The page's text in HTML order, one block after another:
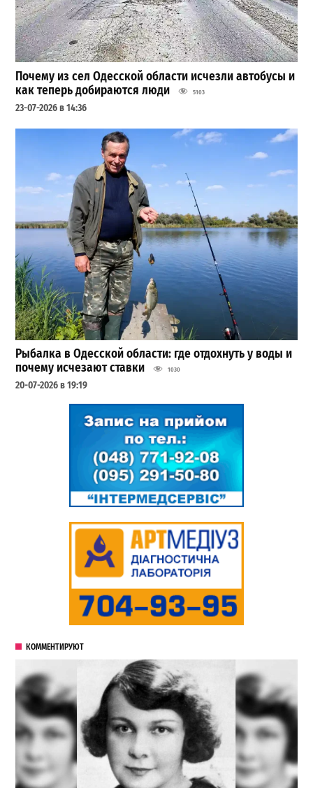
Почему из сел Одесской области исчезли автобусы и
как теперь добираются люди
5103
23-07-2026 в 14:36
Рыбалка в Одесской области: где отдохнуть у воды и
почему исчезают ставки
1030
20-07-2026 в 19:19
КОММЕНТИРУЮТ